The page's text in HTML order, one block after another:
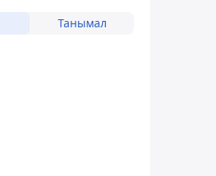
Танымал